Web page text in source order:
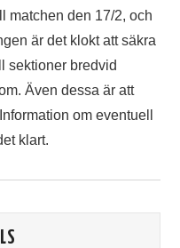
matchen den 17/2, och
är det klokt att säkra
sektioner bredvid
Även dessa är att
om eventuell
klart.